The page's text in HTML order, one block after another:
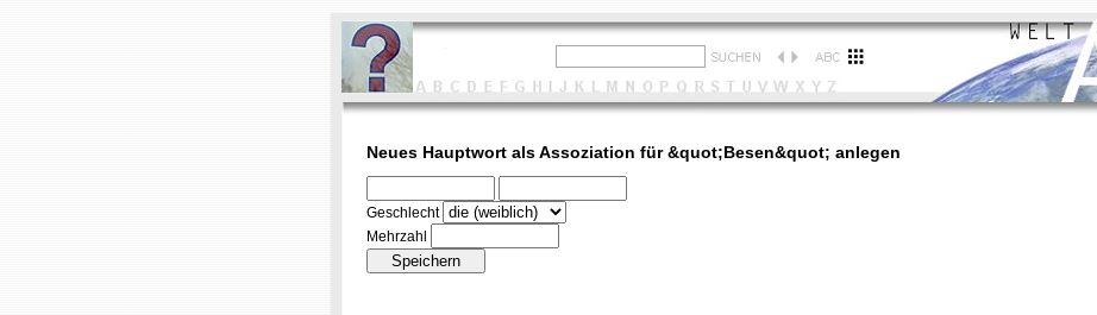
Neues Hauptwort als Assoziation für &quot;Besen&quot; anlegen
Geschlecht
Mehrzahl